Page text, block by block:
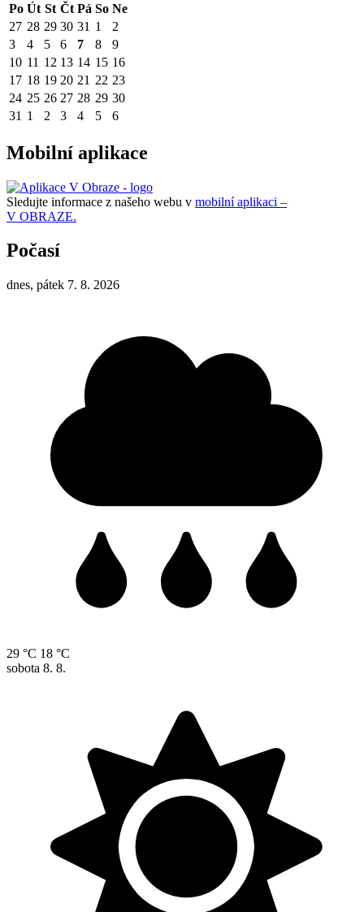
Po Út St Čt Pá So Ne
27 28 29 30 31 1
2
3
4 5 6 7 8
9
10 11 12 13 14 15 16
17 18 19 20 21 22 23
24 25 26 27 28 29 30
31 1 2 3 4 5 6
Mobilní aplikace
Sledujte informace z našeho webu v mobilní aplikaci –
V OBRAZE.
Počasí
dnes, pátek 7. 8. 2026
29 °C 18 °C
sobota 8. 8.